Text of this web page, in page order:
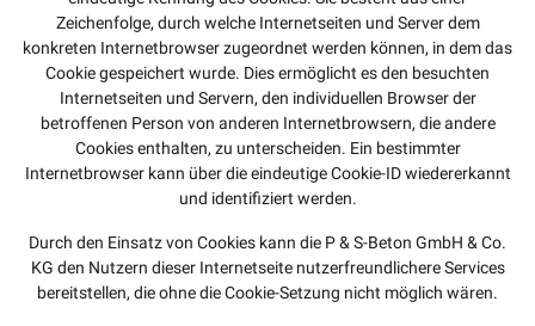
Zeichenfolge, durch welche Internetseiten und Server dem
konkreten Internetbrowser zugeordnet werden können, in dem das
Cookie gespeichert wurde. Dies ermöglicht es den besuchten
Internetseiten und Servern, den individuellen Browser der
betroffenen Person von anderen Internetbrowsern, die andere
Cookies enthalten, zu unterscheiden. Ein bestimmter
Internetbrowser kann über die eindeutige Cookie-ID wiedererkannt
und identifiziert werden.
Durch den Einsatz von Cookies kann die P & S-Beton GmbH & Co.
KG den Nutzern dieser Internetseite nutzerfreundlichere Services
bereitstellen, die ohne die Cookie-Setzung nicht möglich wären.